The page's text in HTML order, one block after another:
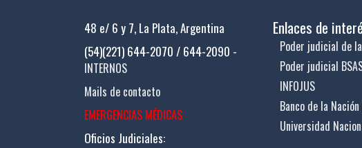
48 e/ 6 y 7, La Plata, Argentina
(54)(221) 644-2070 / 644-2090 -
INTERNOS
Mails de contacto
EMERGENCIAS MÉDICAS
Oficios Judiciales:
Enlaces de
Poder judicial de
Poder judicial
INFOJUS
Banco de la
Universidad